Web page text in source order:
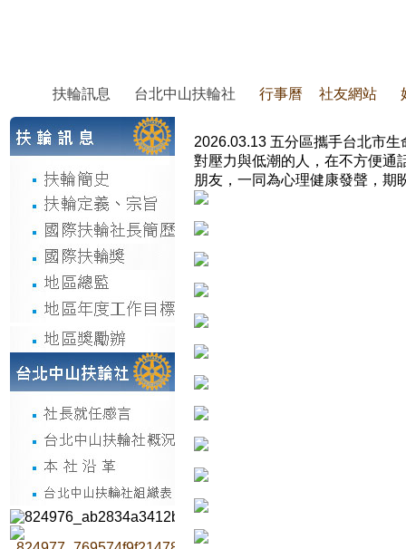
扶輪訊息 台北中山扶輪社 行事曆 社友網站
2026.03.13 五分區攜手台北市
對壓力與低潮的人，在不方便通
朋友，一同為心理健康發聲，期